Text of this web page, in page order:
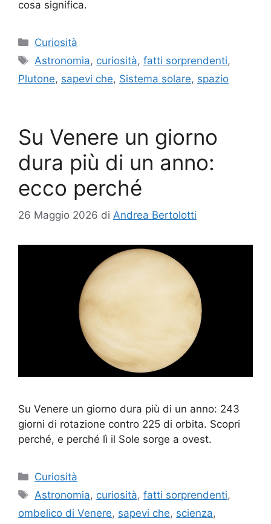
cosa significa.
Categorie
Curiosità
Tag
Astronomia, curiosità,fatti sorprendenti,
Plutone, sapevi che, Sistema solare, spazio
Su Venere un giorno
dura più di un anno:
ecco perché
26 Maggio 2026 di Andrea Bertolotti
Su Venere un giorno dura più di un anno: 243
giorni di rotazione contro 225 di orbita. Scopri
perché, e perché lì il Sole sorge a ovest.
Categorie
Curiosità
Tag
Astronomia, curiosità,fatti sorprendenti,
ombelico di Venere, sapevi che, scienza,